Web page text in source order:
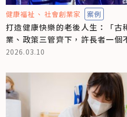
健康福祉 社會創業家 案例
打造健康快樂的老後人生：「古
業、政策三管齊下，許長者一個
2026.03.10